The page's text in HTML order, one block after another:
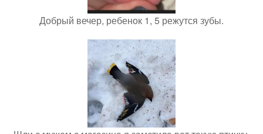
Добрый вечер, ребенок 1, 5 режутся зубы.